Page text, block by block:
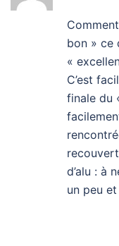
bon » ce
«
C’est
finale du
d’alu : à
un peu et